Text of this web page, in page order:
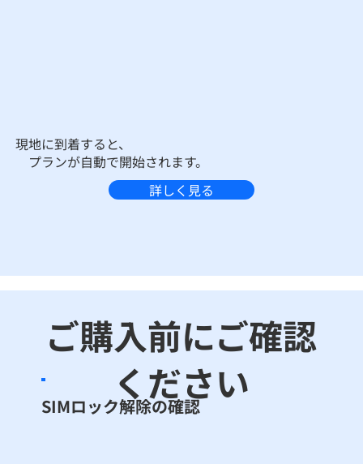
現地に到着すると、
プランが自動で開始されます。
詳しく見る
SIMロック解除の確認
ご購入前にご確認
ください